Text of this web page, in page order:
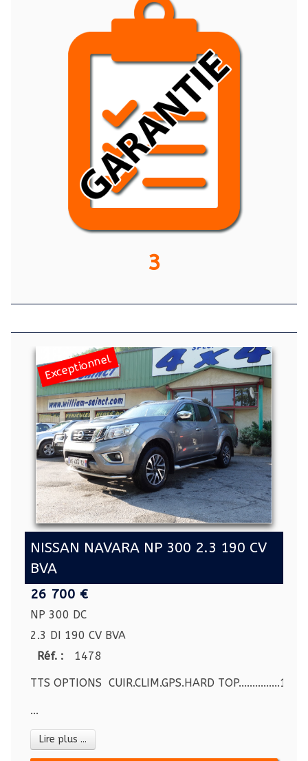
3
Exceptionnel
NISSAN NAVARA NP 300 2.3 190 CV
BVA
26 700 €
NP 300 DC
2.3 DI 190 CV BVA
Réf. :
1478
TTS OPTIONS CUIR.CLIM.GPS.HARD TOP...............1
...
Lire plus ...